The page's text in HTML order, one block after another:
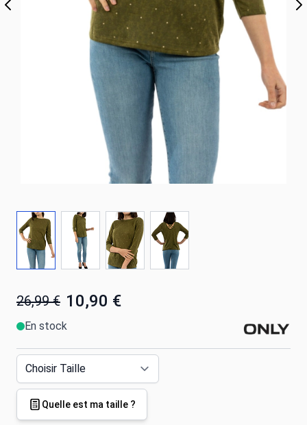
26,99 € 10,90 €
En stock
Quelle est ma taille ?